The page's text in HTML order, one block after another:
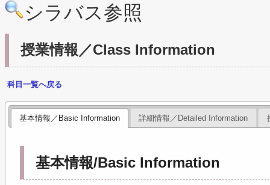
シラバス参照
授業情報／Class Information
科目一覧へ戻る
基本情報／Basic Information 詳細情報／Detailed Information
基本情報/Basic Information